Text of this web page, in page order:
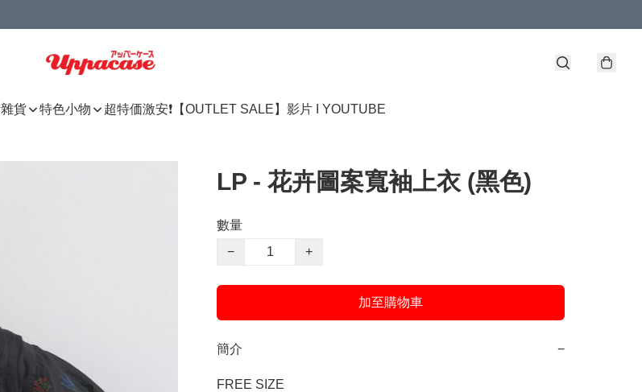
貨 特色小物 超特価激安❗【OUTLET SALE】 影片 I YOUTUBE
LP - 花卉圖案寬袖上衣 (黑色)
數量
−
+
加至購物車
簡介 −
FREE SIZE